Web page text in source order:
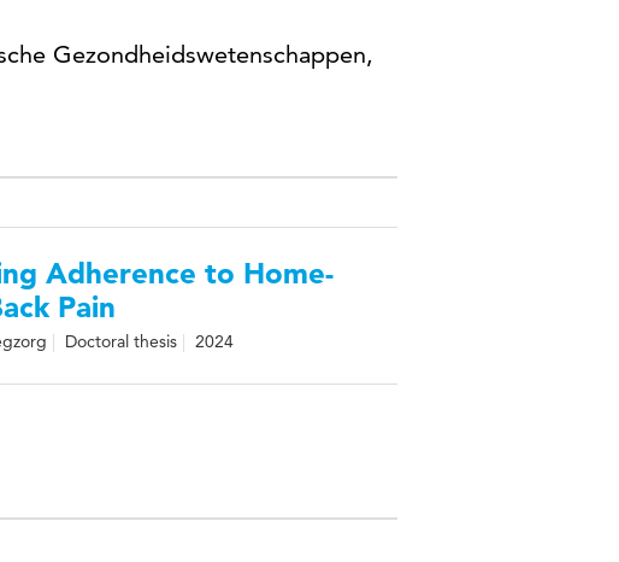
Gezondheidswetenschappen,
Adherence to Home-
Pain
Doctoral thesis 2024